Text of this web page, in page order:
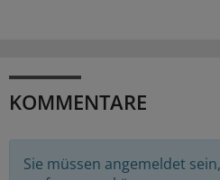
KOMMENTARE
Sie müssen angemeldet